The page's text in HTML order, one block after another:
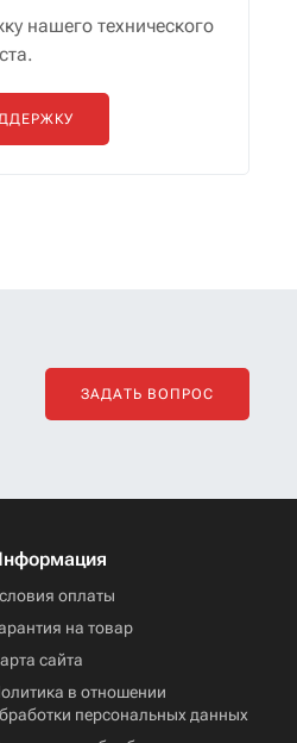
нашего технического
ЗАДАТЬ ВОПРОС
оплаты
на товар
сайта
в отношении
персональных данных